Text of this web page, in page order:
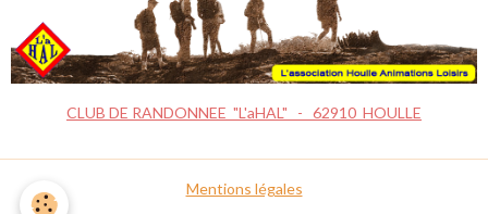
CLUB DE RANDONNEE "L'aHAL" - 62910 HOULLE
Mentions légales